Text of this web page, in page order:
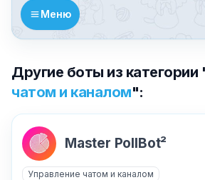
Меню
Другие боты из категории
чатом и каналом":
Master PollBot²
Управление чатом и каналом